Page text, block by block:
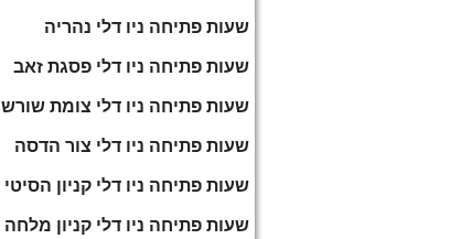
שעות פתיחה ניו דלי נהריה
שעות פתיחה ניו דלי פסגת זאב
שעות פתיחה ניו דלי צומת שורש
שעות פתיחה ניו דלי צור הדסה
שעות פתיחה ניו דלי קניון הסיטי
שעות פתיחה ניו דלי קניון מלחה